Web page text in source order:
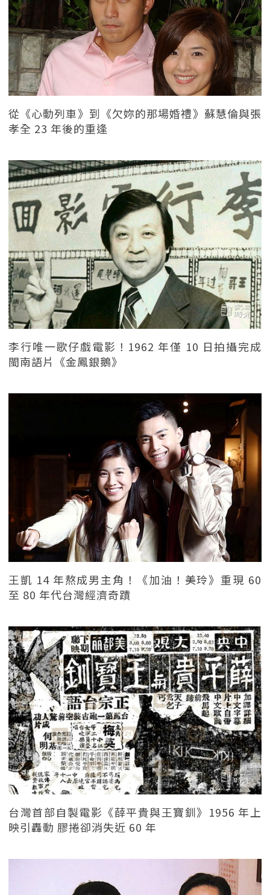
從《心動列車》到《欠妳的那場婚禮》蘇慧倫與張
孝全 23 年後的重逢
李行唯一歌仔戲電影！1962 年僅 10 日拍攝完成
閩南語片《金鳳銀鵝》
王凱 14 年熬成男主角！《加油！美玲》重現 60
至 80 年代台灣經濟奇蹟
台灣首部自製電影《薛平貴與王寶釧》1956 年上
映引轟動 膠捲卻消失近 60 年